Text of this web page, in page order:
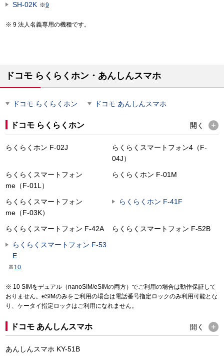
SH-02K ※9
9 法人名義専用の機種です。
ドコモ らくらくホン・あんしんスマホ
ドコモ らくらくホン ドコモ あんしんスマホ
ドコモ らくらくホン 開く
らくらくホン F-02J
らくらくスマートフォン4（F-
04J）
らくらくスマートフォン
me（F-01L）
らくらくホン F-01M
らくらくスマートフォン
me（F-03K）
らくらくホン F-41F
らくらくスマートフォン F-42A
らくらくスマートフォン F-52B
らくらくスマートフォン F-53
E
※10
10 SIMをデュアル（nanoSIM/eSIMの両方）でご利用の場合は動作保証して
おりません。eSIMのみをご利用の場合は電話番号指定ロックのみ利用可能とな
り、ケータイ指定ロックはご利用になれません。
ドコモ あんしんスマホ 開く
あんしんスマホ KY-51B